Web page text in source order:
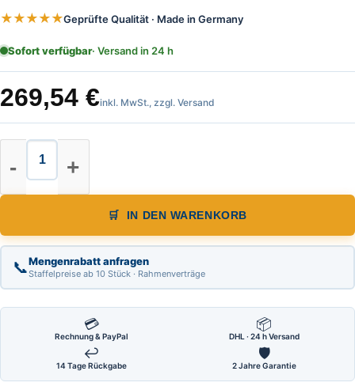
★★★★★Geprüfte Qualität · Made in Germany
Sofort verfügbar· Versand in 24 h
269,54 €inkl. MwSt., zzgl. Versand
Nivelliergerät Nestle NLS 24 Menge
IN DEN WARENKORB
📞Mengenrabatt anfragen
Staffelpreise ab 10 Stück · Rahmenverträge
💳
Rechnung & PayPal
📦
DHL · 24 h Versand
↩
14 Tage Rückgabe
🛡
2 Jahre Garantie